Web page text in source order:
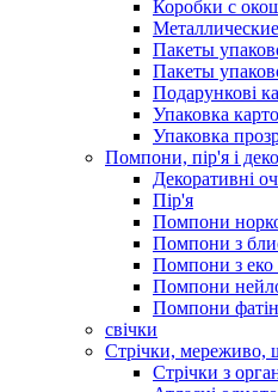
Коробки с
Пакеты
Пакеты
Подарункові
Упаковка
Упаковка
Помпони, пір'я і
Декоративні
Пір'я
Помпони
Помпони з
Помпони з еко
Помпони
Помпони
свічки
Стрічки, мереживо,
Стрічки з